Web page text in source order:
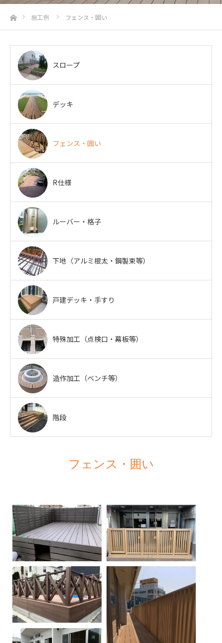
ホーム施工例 フェンス・囲い
スロープ
デッキ
フェンス・囲い
R仕様
ルーバー・格子
下地（アルミ根太・鋼製束等）
戸建デッキ・手すり
特殊加工（点検口・幕板等）
造作加工（ベンチ等）
階段
フェンス・囲い